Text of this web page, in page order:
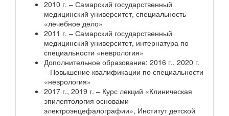
2010 г. – Самарский государственный
медицинский университет, специальность
«лечебное дело»
2011 г. – Самарский государственный
медицинский университет, интернатура по
специальности «неврология»
Дополнительное образование: 2016 г., 2020 г.
– Повышение квалификации по специальности
«неврология»
2017 г., 2019 г. – Курс лекций «Клиническая
эпилептология основами
электроэнцефалографии», Институт детской